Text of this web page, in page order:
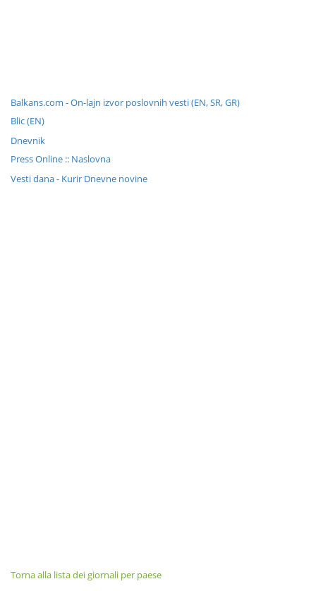
Balkans.com - On-lajn izvor poslovnih vesti (EN, SR, GR)
Blic (EN)
Dnevnik
Press Online :: Naslovna
Vesti dana - Kurir Dnevne novine
Torna alla lista dei giornali per paese